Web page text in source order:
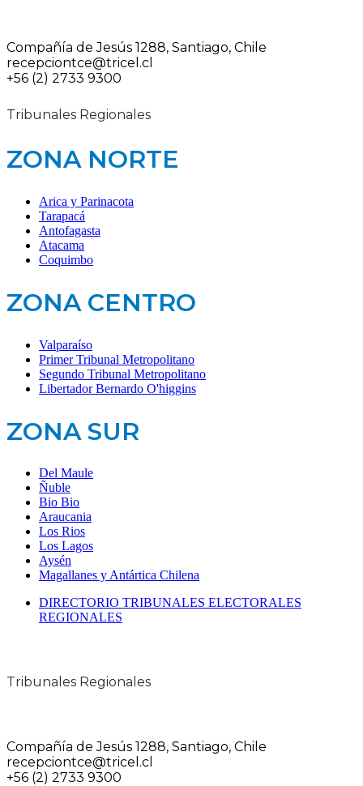
Compañía de Jesús 1288, Santiago, Chile
recepciontce@tricel.cl
+56 (2) 2733 9300
Tribunales Regionales
ZONA NORTE
Arica y Parinacota
Tarapacá
Antofagasta
Atacama
Coquimbo
ZONA CENTRO
Valparaíso
Primer Tribunal Metropolitano
Segundo Tribunal Metropolitano
Libertador Bernardo O'higgins
ZONA SUR
Del Maule
Ñuble
Bio Bio
Araucania
Los Rios
Los Lagos
Aysén
Magallanes y Antártica Chilena
DIRECTORIO TRIBUNALES ELECTORALES
REGIONALES
Tribunales Regionales
Compañía de Jesús 1288, Santiago, Chile
recepciontce@tricel.cl
+56 (2) 2733 9300